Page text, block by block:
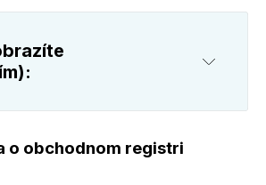
zákonníka
o obchodnom registri